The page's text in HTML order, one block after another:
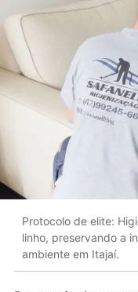
Protocolo de elite:
linho, preservando a
ambiente em Itajaí.